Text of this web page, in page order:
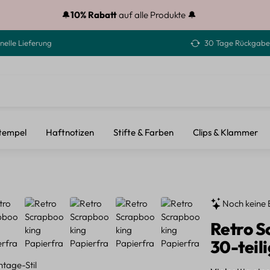
🔔10% Rabattauf alle Produkte 🔔
Lieferung 30 Tage
Haftnotizen Stifte & Farben Clips & Klammer
Noch keine
Retro
30-